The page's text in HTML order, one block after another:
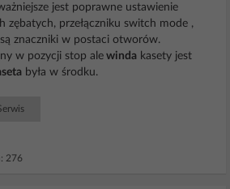
jest poprawne ustawienie
zębatych, przełączniku switch mode ,
znaczniki w postaci otworów.
w pozycji stop ale winda kasety jest
była w środku.
276